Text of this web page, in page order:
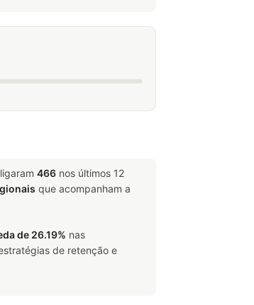
466 nos últimos 12
que acompanham a
de 26.19% nas
de retenção e